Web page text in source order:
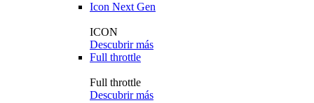
Icon Next Gen
ICON
Descubrir más
Full throttle
Full throttle
Descubrir más